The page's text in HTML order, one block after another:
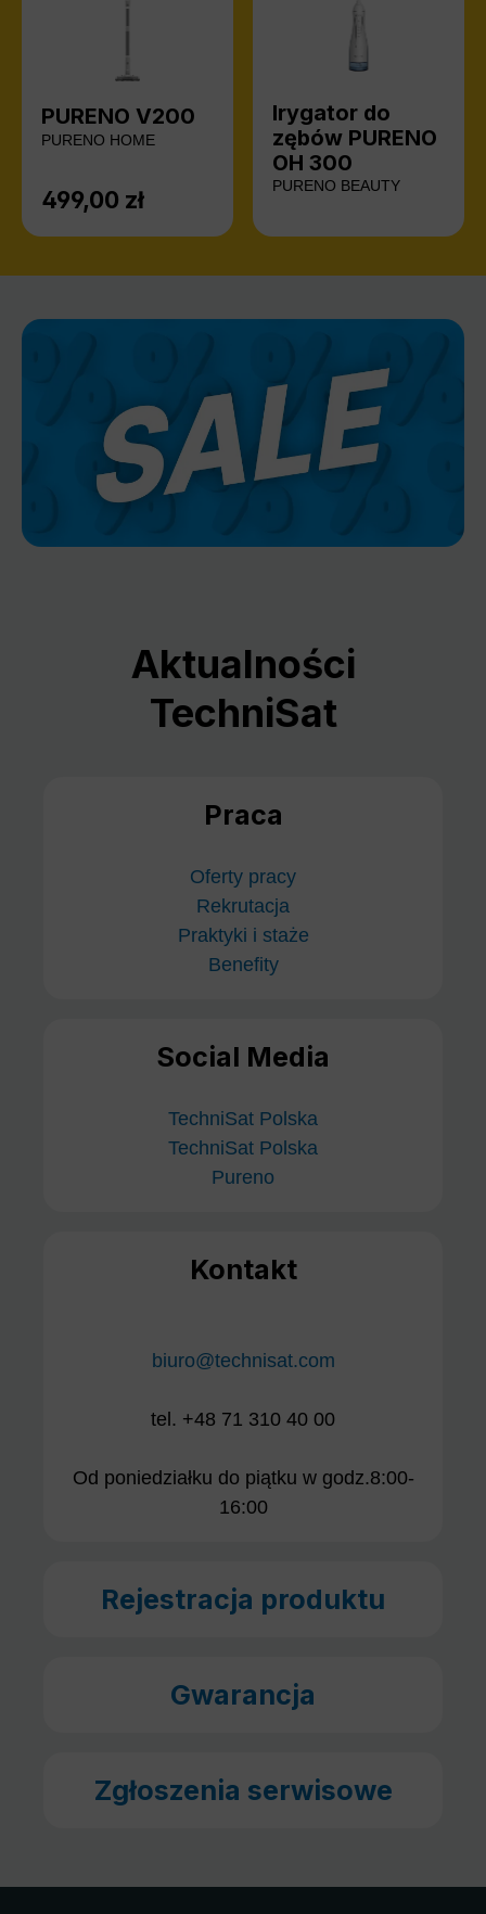
PURENO V200
PURENO HOME
Cena regularna:
499,00 zł
Irygator do
zębów PURENO
OH 300
PURENO BEAUTY
Aktualności
TechniSat
Praca
Oferty pracy
Rekrutacja
Praktyki i staże
Benefity
Social Media
TechniSat Polska
TechniSat Polska
Pureno
Kontakt
biuro@technisat.com
tel. +48 71 310 40 00
Od poniedziałku do piątku w godz.8:00-
16:00
Rejestracja produktu
Gwarancja
Zgłoszenia serwisowe